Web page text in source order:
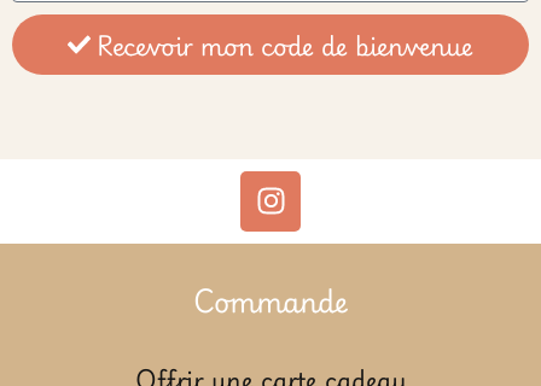
Recevoir mon code de bienvenue
Commande